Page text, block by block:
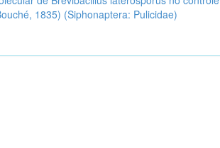
1835) (Siphonaptera: Pulicidae)